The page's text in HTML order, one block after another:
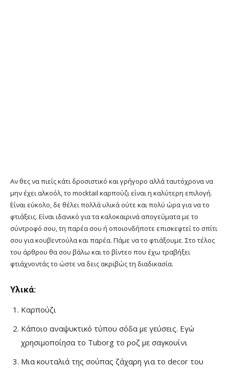
Αν θες να πιείς κάτι δροσιστικό και γρήγορο αλλά ταυτόχρονα να
μην έχει αλκοόλ, το mocktail καρπούζι είναι η καλύτερη επιλογή.
Είναι εύκολο, δε θέλει πολλά υλικά ούτε και πολύ ώρα για να το
φτιάξεις. Είναι ιδανικό για τα καλοκαιρινά απογεύματα με το
σύντροφό σου, τη παρέα σου ή οποιονδήποτε επισκεφτεί το σπίτι
σου για κουβεντούλα και παρέα. Πάμε να το φτιάξουμε. Στο τέλος
του άρθρου θα σου βάλω και το βίντεο που έχω τραβήξει
φτιάχνοντάς το ώστε να δεις ακριβώς τη διαδικασία.
Υλικά:
Καρπούζι
Κάποιο αναψυκτικό τύπου σόδα με γεύσεις. Εγώ
χρησιμοποίησα το Tuborg το ροζ με σαγκουίνι
Μια κουταλιά της σούπας ζάχαρη για το decor του